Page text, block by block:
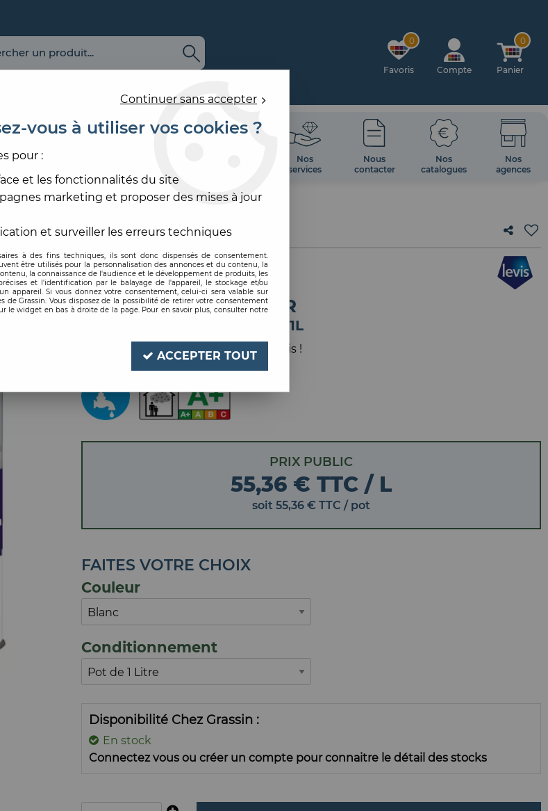
0
Favoris Compte
0
Panier
OUTILLAGE
Nos
services
Nous
contacter
Nos
catalogues
Nos
agences
TX PRIMER
LEVIS
Code produit : 195691
ACRYLEVIS TX PRIMER
PRIMAIRE PVC BOIS BLANC 1L
Soyez le premier à donner votre avis !
PRIX PUBLIC
55,36 € TTC / L
soit 55,36 € TTC / pot
FAITES VOTRE CHOIX
Couleur
Conditionnement
Disponibilité Chez Grassin
En stock
Connectez vous ou créer un compte pour connaitre le détail des stocks
Continuer sans accepter
vous à utiliser vos cookies ?
pour :
et les fonctionnalités du site
marketing et proposer des mises à jour
et surveiller les erreurs techniques
à des fins techniques, ils sont donc dispensés de consentement.
être utilisés pour la personnalisation des annonces et du contenu, la
la connaissance de l'audience et le développement de produits, les
et l'identification par le balayage de l'appareil, le stockage et/ou
appareil. Si vous donnez votre consentement, celui-ci sera valable sur
de Grassin. Vous disposez de la possibilité de retirer votre consentement
le widget en bas à droite de la page. Pour en savoir plus, consulter notre
ACCEPTER TOUT